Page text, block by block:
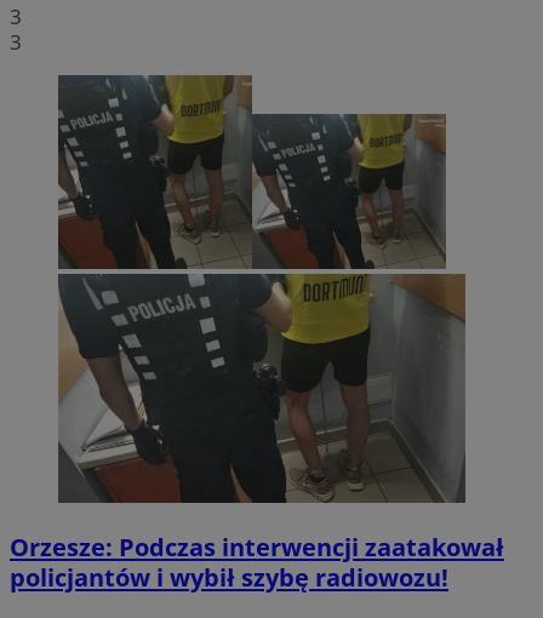
3
3
Orzesze: Podczas interwencji zaatakował
policjantów i wybił szybę radiowozu!